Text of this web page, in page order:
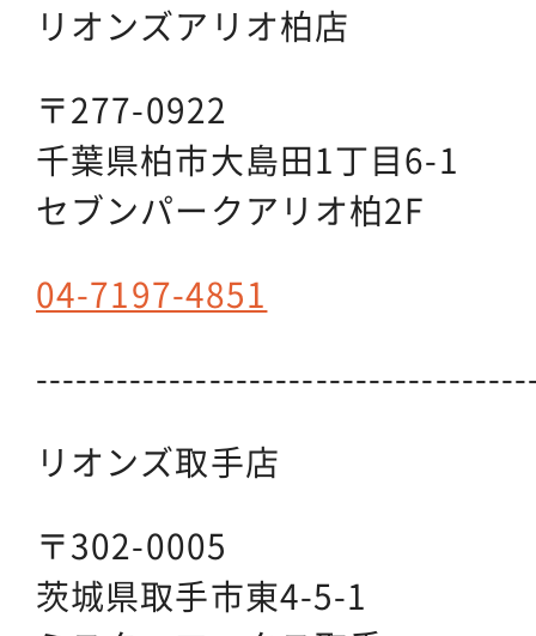
リオンズアリオ柏店
〒277-0922
千葉県柏市大島田1丁目6-1
セブンパークアリオ柏2F
04-7197-4851
リオンズ取手店
〒302-0005
茨城県取手市東4-5-1